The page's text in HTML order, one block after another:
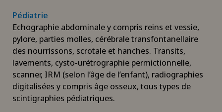
Pédiatrie
Echographie abdominale y compris reins et vessie,
pylore, parties molles, cérébrale transfontanellaire
des nourrissons, scrotale et hanches. Transits,
lavements, cysto-urétrographie permictionnelle,
scanner, IRM (selon l’âge de l’enfant), radiographies
digitalisées y compris âge osseux, tous types de
scintigraphies pédiatriques.